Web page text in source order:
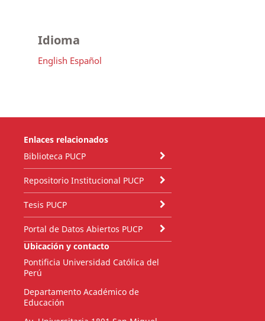
Idioma
English Español
Enlaces relacionados
Biblioteca PUCP
Repositorio Institucional PUCP
Tesis PUCP
Portal de Datos Abiertos PUCP
Ubicación y contacto
Pontificia Universidad Católica del
Perú
Departamento Académico de
Educación